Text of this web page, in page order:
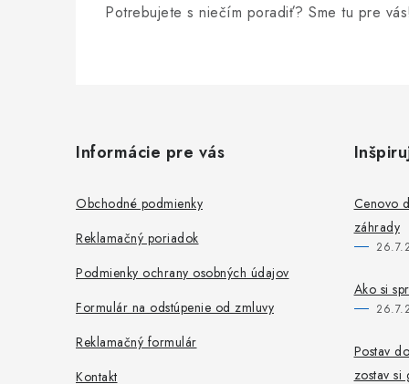
ý
i
s
u
Potrebujete s niečím poradiť? Sme tu pre vás!
Informácie pre vás
Obchodné podmienky
Reklamačný poriadok
Podmienky ochrany osobných údajov
Formulár na odstúpenie od zmluvy
Reklamačný formulár
Kontakt
Cenovo
záhrady
Ako si
Postav
zostav si